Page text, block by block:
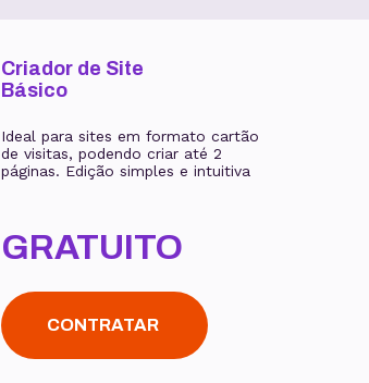
Criador de Site
Básico
Ideal para sites em formato cartão
de visitas, podendo criar até 2
páginas. Edição simples e intuitiva
GRATUITO
CONTRATAR